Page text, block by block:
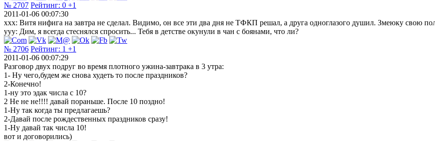
№ 2707 Рейтинг: 0 +1
2011-01-06 00:07:30
xxx: Витя нифига на завтра не сделал. Видимо, он все эти два дня не ТФКП решал, а друга одноглазого душил. Змеюку свою
yyy: Дим, я всегда стеснялся спросить... Тебя в детстве окунули в чан с боянами, что ли?
№ 2706 Рейтинг: 1 +1
2011-01-06 00:07:29
Разговор двух подруг во время плотного ужина-завтрака в 3 утра:
1- Ну чего,будем же снова худеть то после праздников?
2-Конечно!
1-ну это эдак числа с 10?
2 Не не не!!!! давай пораньше. После 10 поздно!
1-Ну так когда ты предлагаешь?
2-Давай после рождественных праздников сразу!
1-Ну давай так числа 10!
вот и договорились)